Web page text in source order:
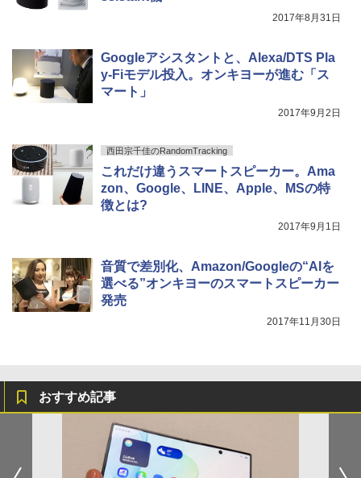
2017年8月31日
Googleアシスタントと、Alexa/DTS Pla
y-Fiモデル投入。オンキヨーが進む「ス
マート」
2017年9月2日
西田宗千佳のRandomTracking
これだけ違うスマートスピーカー。Ama
zon、Google、LINE、Apple、MSの特
徴とは?
2017年9月1日
音質で差別化、Amazon/Googleの“AIを
選べる”オンキヨーのスマートスピーカー
発売
2017年11月30日
おすすめ記事